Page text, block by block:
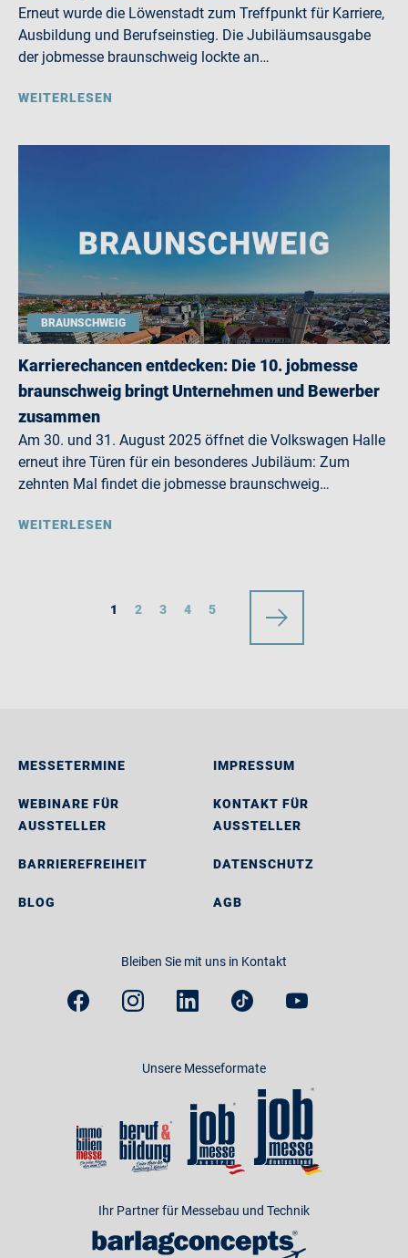
Erneut wurde die Löwenstadt zum Treffpunkt für Karriere,
Ausbildung und Berufseinstieg. Die Jubiläumsausgabe
der jobmesse braunschweig lockte an…
WEITERLESEN
BRAUNSCHWEIG
Karrierechancen entdecken: Die 10. jobmesse
braunschweig bringt Unternehmen und Bewerber
zusammen
Am 30. und 31. August 2025 öffnet die Volkswagen Halle
erneut ihre Türen für ein besonderes Jubiläum: Zum
zehnten Mal findet die jobmesse braunschweig…
WEITERLESEN
1 2 3 4 5
MESSETERMINE
WEBINARE FÜR
AUSSTELLER
BARRIEREFREIHEIT
BLOG
IMPRESSUM
KONTAKT FÜR
AUSSTELLER
DATENSCHUTZ
AGB
Bleiben Sie mit uns in Kontakt
Unsere Messeformate
Ihr Partner für Messebau und Technik